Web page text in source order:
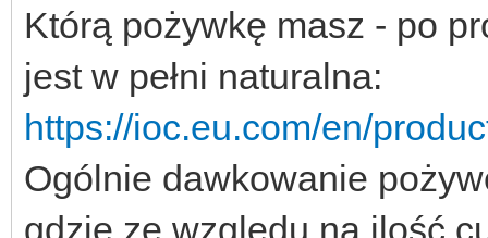
Którą pożywkę masz - po
jest w pełni naturalna:
https://ioc.eu.com/en/
Ogólnie dawkowanie
gdzie ze względu na ilość